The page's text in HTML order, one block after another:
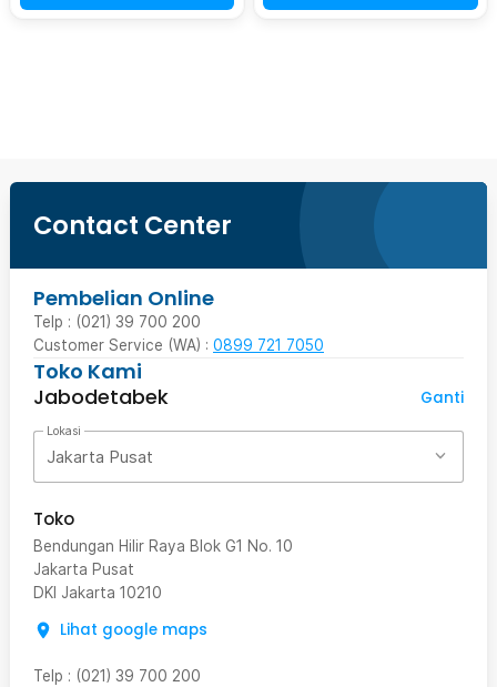
Contact Center
Pembelian Online
Telp : (021) 39 700 200
Customer Service (WA) : 0899 721 7050
Toko Kami
Jabodetabek
Ganti
Lokasi
Jakarta Pusat
Toko
Bendungan Hilir Raya Blok G1 No. 10
Jakarta Pusat
DKI Jakarta 10210
Lihat google maps
Telp : (021) 39 700 200